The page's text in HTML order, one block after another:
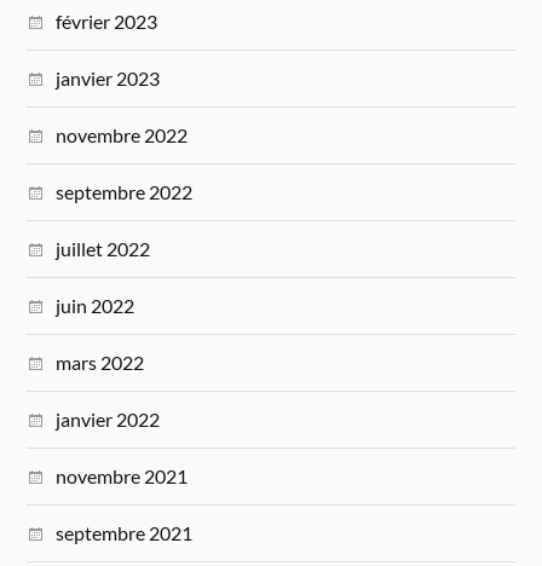
février 2023
janvier 2023
novembre 2022
septembre 2022
juillet 2022
juin 2022
mars 2022
janvier 2022
novembre 2021
septembre 2021